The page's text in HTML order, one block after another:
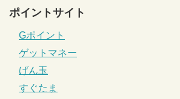
ポイントサイト
Gポイント
ゲットマネー
げん玉
すぐたま